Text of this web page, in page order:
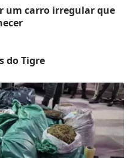
um carro irregular que
do Tigre